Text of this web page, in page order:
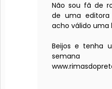
Não sou fã de
de uma editora
acho válido uma
Beijos e tenha
semana